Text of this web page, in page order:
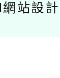
站設